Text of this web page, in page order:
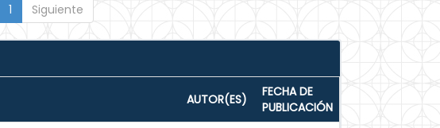
1 Siguiente
AUTOR(ES)
FECHA DE
PUBLICACIÓN